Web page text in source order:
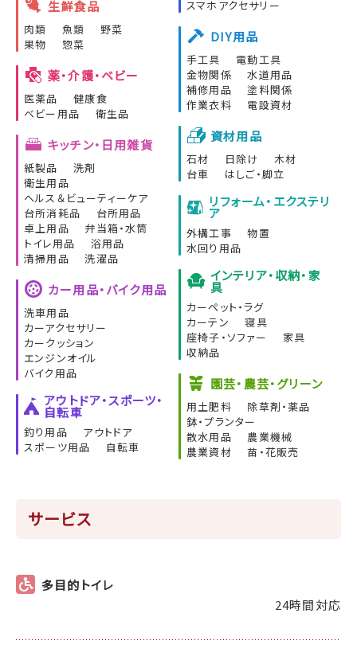
生鮮食品
肉類 魚類
野菜
果物
惣菜
薬・介護・ベビー
医薬品
健康食
ベビー用品
衛生品
キッチン・日用雑貨
紙製品
洗剤
衛生用品
ヘルス＆ビューティーケア
台所消耗品
台所用品
卓上用品
弁当箱・水筒
トイレ用品
浴用品
清掃用品
洗濯品
カー用品・バイク用品
洗車用品
カーアクセサリー
カークッション
エンジンオイル
バイク用品
アウトドア・スポーツ・
自転車
釣り用品
アウトドア
スポーツ用品
自転車
スマホアクセサリー
DIY用品
手工具
電動工具
金物関係
水道用品
補修用品
塗料関係
作業衣料
電設資材
資材用品
石材 日除け
木材
台車
はしご・脚立
リフォーム・エクステリ
ア
外構工事
物置
水回り用品
インテリア・収納・家
具
カーペット・ラグ
カーテン
寝具
座椅子・ソファー
家具
収納品
園芸・農芸・グリーン
用土肥料
除草剤・薬品
鉢・プランター
散水用品
農業機械
農業資材
苗・花販売
サービス
多目的トイレ
24時間対応